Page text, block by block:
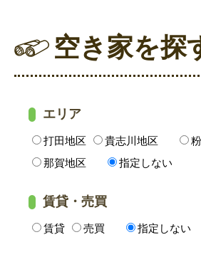
空き家を探
エリア
打田地区 貴志川地区
那賀地区
指定しない
賃貸・売買
賃貸 売買 指定しない